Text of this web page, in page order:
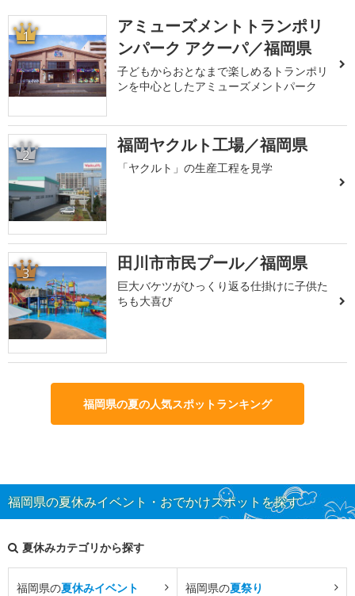
1
アミューズメントトランポリ
ンパーク アクーパ／福岡県
子どもからおとなまで楽しめるトランポリ
ンを中心としたアミューズメントパーク
2 福岡ヤクルト工場／福岡県
「ヤクルト」の生産工程を見学
3 田川市市民プール／福岡県
巨大バケツがひっくり返る仕掛けに子供た
ちも大喜び
福岡県の夏の人気スポットランキング
福岡県の夏休みイベント・おでかけスポットを探す
夏休みカテゴリから探す
福岡県の夏休みイベント 福岡県の夏祭り